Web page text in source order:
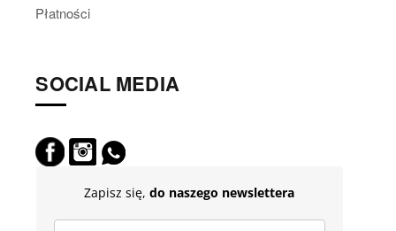
Płatności
SOCIAL MEDIA
Zapisz się, do naszego newslettera